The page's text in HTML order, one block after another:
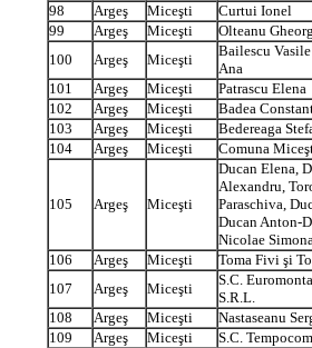
98
Argeş Miceşti
Curtui Ionel
99
Argeş Miceşti
Olteanu
100
Argeş Miceşti
Bailescu
Ana
101
Argeş Miceşti
Patrascu Elena
102
Argeş Miceşti
Badea
103
Argeş Miceşti
Bedereaga
104
Argeş Miceşti Comuna
105 Argeş Miceşti
Ducan Elena,
Alexandru,
Paraschiva,
Ducan Anton-
Nicolae
106
Argeş Miceşti
Toma Fivi şi
107
Argeş Miceşti
S.C.
S.R.L.
108
Argeş Miceşti
Nastaseanu
109
Argeş Miceşti
S.C.